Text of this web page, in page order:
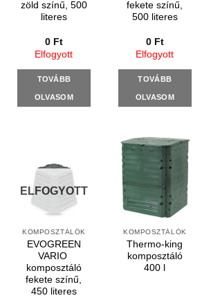
zöld színű, 500
literes
0 Ft
Elfogyott
TOVÁBB
OLVASOM
fekete színű,
500 literes
0 Ft
Elfogyott
TOVÁBB
OLVASOM
ELFOGYOTT
KOMPOSZTÁLÓK
EVOGREEN
VARIO
komposztáló
fekete színű,
450 literes
KOMPOSZTÁLÓK
Thermo-king
komposztáló
400 l